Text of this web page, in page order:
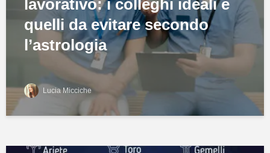
lavorativo: i colleghi ideali e
quelli da evitare secondo
l’astrologia
Lucia Micciche